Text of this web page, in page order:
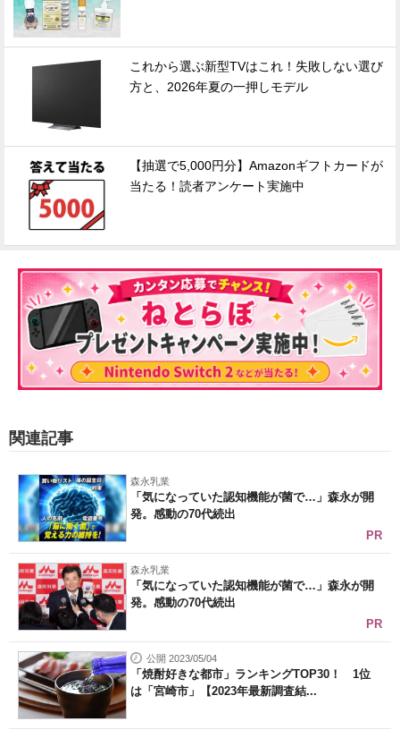
これから選ぶ新型TVはこれ！失敗しない選び
方と、2026年夏の一押しモデル
【抽選で5,000円分】Amazonギフトカードが
当たる！読者アンケート実施中
関連記事
森永乳業
「気になっていた認知機能が菌で…」森永が開
発。感動の70代続出
PR
森永乳業
「気になっていた認知機能が菌で…」森永が開
発。感動の70代続出
PR
公開 2023/05/04
「焼酎好きな都市」ランキングTOP30！ 1位
は「宮崎市」【2023年最新調査結...